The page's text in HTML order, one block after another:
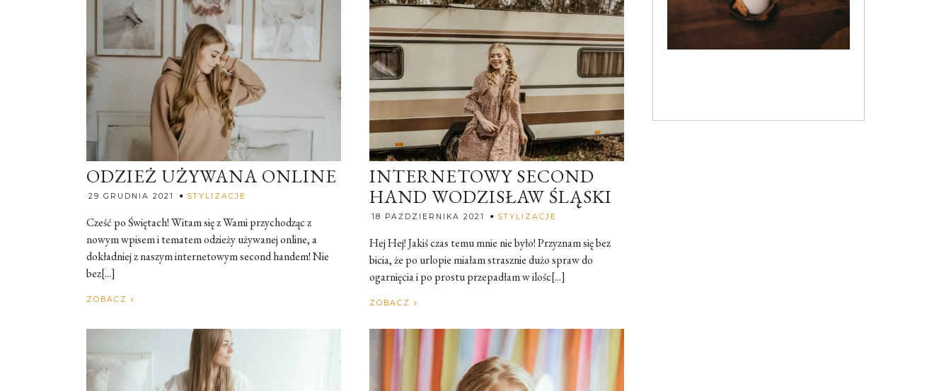
ODZIEŻ UŻYWANA ONLINE
29 GRUDNIA 2021 STYLIZACJE
Cześć po Świętach! Witam się z Wami przychodząc z
nowym wpisem i tematem odzieży używanej online, a
dokładniej z naszym internetowym second handem! Nie
bez[...]
ZOBACZ
INTERNETOWY SECOND
HAND WODZISŁAW ŚLĄSKI
18 PAŹDZIERNIKA 2021 STYLIZACJE
Hej Hej! Jakiś czas temu mnie nie było! Przyznam się bez
bicia, że po urlopie miałam strasznie dużo spraw do
ogarnięcia i po prostu przepadłam w ilośc[...]
ZOBACZ